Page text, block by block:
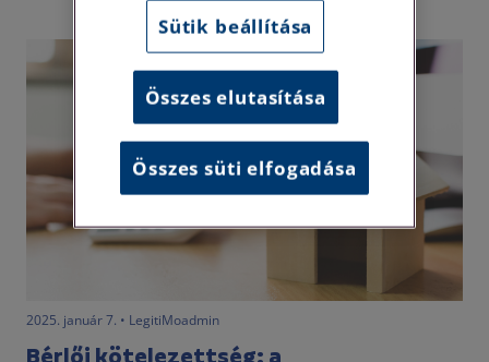
2025. január 7. • LegitiMoadmin
Sütik beállítása
Összes elutasítása
Összes süti elfogadása